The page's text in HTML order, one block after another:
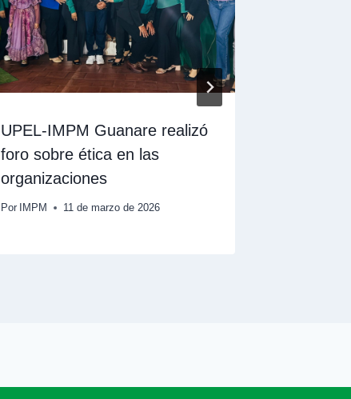
UPEL-IMPM Guanare realizó
foro sobre ética en las
organizaciones
Por IMPM 11 de marzo de 2026